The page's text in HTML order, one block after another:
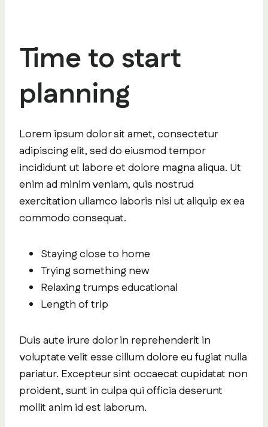
Time to start
planning
Lorem ipsum dolor sit amet, consectetur
adipiscing elit, sed do eiusmod tempor
incididunt ut labore et dolore magna aliqua. Ut
enim ad minim veniam, quis nostrud
exercitation ullamco laboris nisi ut aliquip ex ea
commodo consequat.
Staying close to home
Trying something new
Relaxing trumps educational
Length of trip
Duis aute irure dolor in reprehenderit in
voluptate velit esse cillum dolore eu fugiat nulla
pariatur. Excepteur sint occaecat cupidatat non
proident, sunt in culpa qui officia deserunt
mollit anim id est laborum.